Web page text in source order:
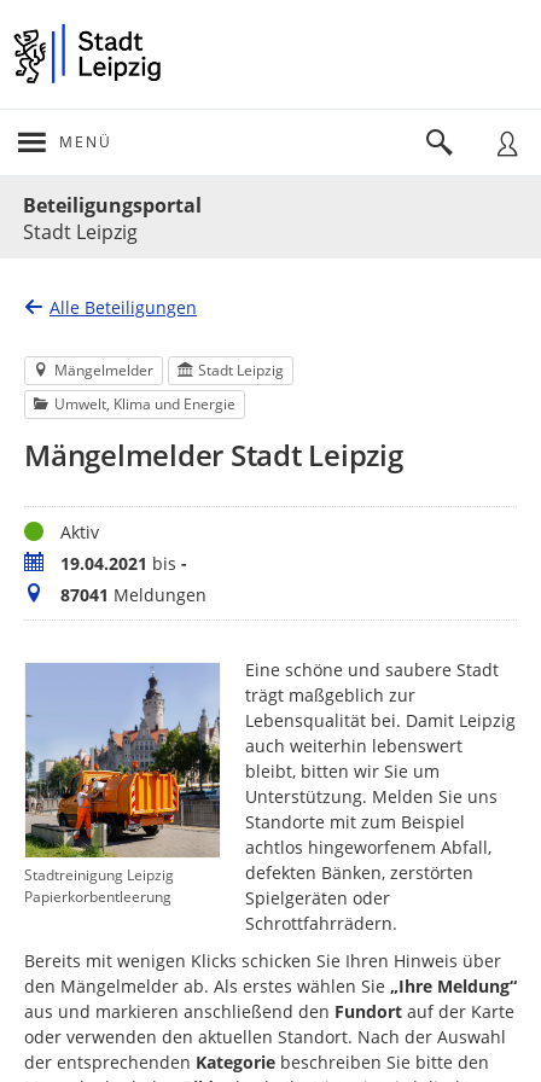
MENÜ
Beteiligungsportal
Stadt Leipzig
Alle Beteiligungen
Mängelmelder
Stadt Leipzig
Umwelt, Klima und Energie
Mängelmelder Stadt Leipzig
StatusAktiv
Zeitraum19.04.2021 bis -
Meldungen
87041 Meldungen
Stadtreinigung Leipzig
Papierkorbentleerung
Eine schöne und saubere Stadt
trägt maßgeblich zur
Lebensqualität bei. Damit Leipzig
auch weiterhin lebenswert
bleibt, bitten wir Sie um
Unterstützung. Melden Sie uns
Standorte mit zum Beispiel
achtlos hingeworfenem Abfall,
defekten Bänken, zerstörten
Spielgeräten oder
Schrottfahrrädern.
Bereits mit wenigen Klicks schicken Sie Ihren Hinweis über
den Mängelmelder ab. Als erstes wählen Sie „Ihre Meldung“
aus und markieren anschließend den Fundort auf der Karte
oder verwenden den aktuellen Standort. Nach der Auswahl
der entsprechenden Kategorie beschreiben Sie bitte den